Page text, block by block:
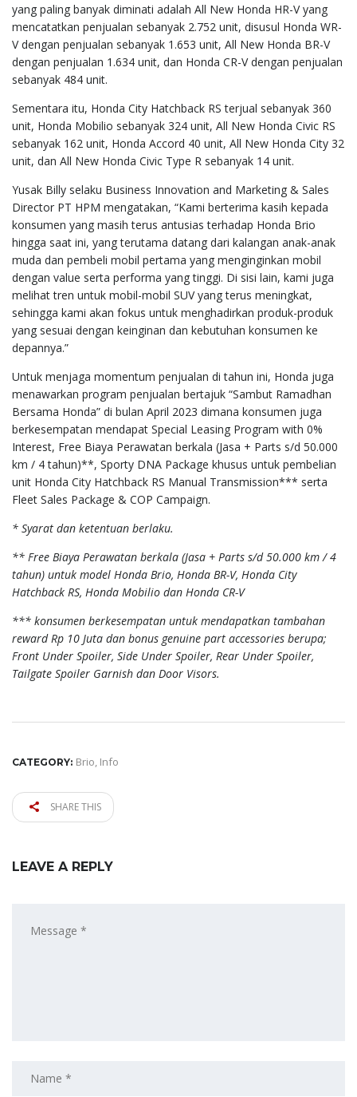
yang paling banyak diminati adalah All New Honda HR-V yang
mencatatkan penjualan sebanyak 2.752 unit, disusul Honda WR-
V dengan penjualan sebanyak 1.653 unit, All New Honda BR-V
dengan penjualan 1.634 unit, dan Honda CR-V dengan penjualan
sebanyak 484 unit.
Sementara itu, Honda City Hatchback RS terjual sebanyak 360
unit, Honda Mobilio sebanyak 324 unit, All New Honda Civic RS
sebanyak 162 unit, Honda Accord 40 unit, All New Honda City 32
unit, dan All New Honda Civic Type R sebanyak 14 unit.
Yusak Billy selaku Business Innovation and Marketing & Sales
Director PT HPM mengatakan, “Kami berterima kasih kepada
konsumen yang masih terus antusias terhadap Honda Brio
hingga saat ini, yang terutama datang dari kalangan anak-anak
muda dan pembeli mobil pertama yang menginginkan mobil
dengan value serta performa yang tinggi. Di sisi lain, kami juga
melihat tren untuk mobil-mobil SUV yang terus meningkat,
sehingga kami akan fokus untuk menghadirkan produk-produk
yang sesuai dengan keinginan dan kebutuhan konsumen ke
depannya.”
Untuk menjaga momentum penjualan di tahun ini, Honda juga
menawarkan program penjualan bertajuk “Sambut Ramadhan
Bersama Honda” di bulan April 2023 dimana konsumen juga
berkesempatan mendapat Special Leasing Program with 0%
Interest, Free Biaya Perawatan berkala (Jasa + Parts s/d 50.000
km / 4 tahun)**, Sporty DNA Package khusus untuk pembelian
unit Honda City Hatchback RS Manual Transmission*** serta
Fleet Sales Package & COP Campaign.
* Syarat dan ketentuan berlaku.
** Free Biaya Perawatan berkala (Jasa + Parts s/d 50.000 km / 4
tahun) untuk model Honda Brio, Honda BR-V, Honda City
Hatchback RS, Honda Mobilio dan Honda CR-V
*** konsumen berkesempatan untuk mendapatkan tambahan
reward Rp 10 Juta dan bonus genuine part accessories berupa;
Front Under Spoiler, Side Under Spoiler, Rear Under Spoiler,
Tailgate Spoiler Garnish dan Door Visors.
CATEGORY: Brio, Info
SHARE THIS
LEAVE A REPLY